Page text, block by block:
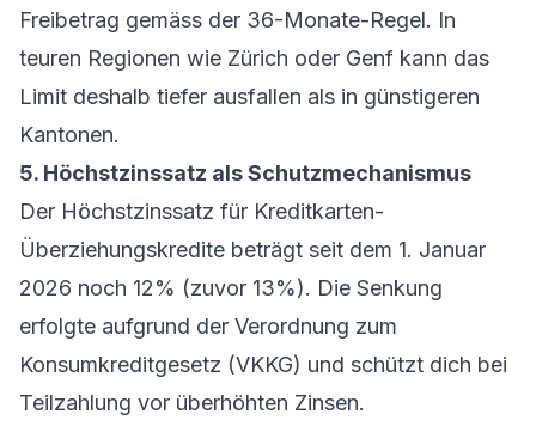
Freibetrag gemäss der 36-Monate-Regel. In
teuren Regionen wie Zürich oder Genf kann das
Limit deshalb tiefer ausfallen als in günstigeren
Kantonen.
5. Höchstzinssatz als Schutzmechanismus
Der Höchstzinssatz für Kreditkarten-
Überziehungskredite beträgt seit dem 1. Januar
2026 noch 12% (zuvor 13%). Die Senkung
erfolgte aufgrund der Verordnung zum
Konsumkreditgesetz (VKKG) und schützt dich bei
Teilzahlung vor überhöhten Zinsen.